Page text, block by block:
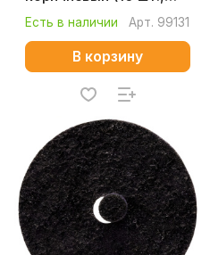
липучка) MAKITA D-
Есть в наличии Арт. 99131
В корзину